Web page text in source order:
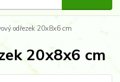
odřezek 20x8x6 cm
20x8x6 cm